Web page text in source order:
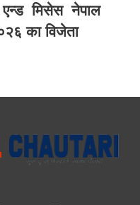
एन्ड मिसेस नेपाल
का विजेता